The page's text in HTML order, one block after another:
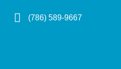
(786) 589-9667